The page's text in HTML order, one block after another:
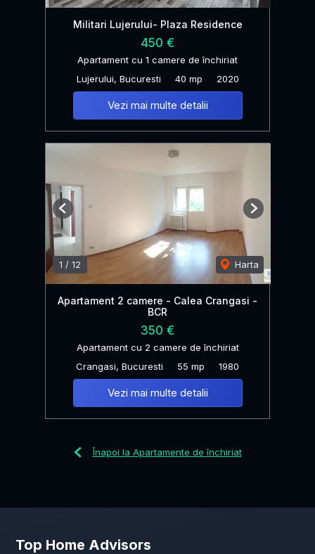
Militari Lujerului- Plaza Residence
450 €
Apartament cu 1 camere de închiriat
Lujerului, Bucuresti
40 mp 2020
Vezi mai multe detalii
1 / 12 Harta
Previous Next
Apartament 2 camere - Calea Crangasi -
BCR
350 €
Apartament cu 2 camere de închiriat
Crangasi, Bucuresti
55 mp 1980
Vezi mai multe detalii
Înapoi la Apartamente de închiriat
Top Home Advisors